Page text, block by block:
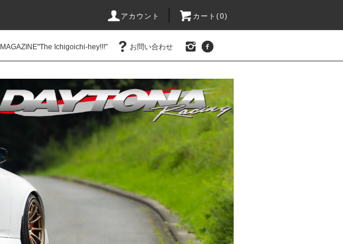
アカウント カート(0)
MAGAZINE"The Ichigoichi-hey!!!" お問い合わせ